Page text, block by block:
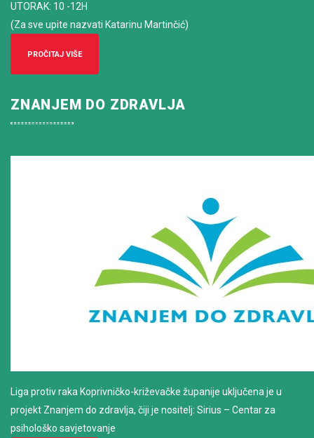
UTORAK: 10 -12H
(Za sve upite nazvati Katarinu Martinčić)
PROČITAJ VIŠE
ZNANJEM DO ZDRAVLJA
Liga protiv raka Koprivničko-križevačke županije uključena je u
projekt Znanjem do zdravlja, čiji je nositelj: Sirius – Centar za
psihološko savjetovanje